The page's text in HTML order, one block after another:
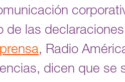
las
, Radio
dicen que se